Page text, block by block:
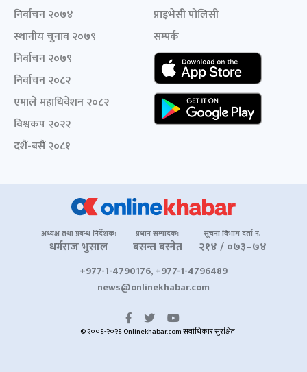
निर्वाचन २०७४
स्थानीय चुनाव २०७९
निर्वाचन २०७९
निर्वाचन २०८२
एमाले महाधिवेशन २०८२
विश्वकप २०२२
दशैं-बसैं २०८१
प्राइभेसी पोलिसी
सम्पर्क
अध्यक्ष तथा प्रबन्ध निर्देशक:
धर्मराज भुसाल
प्रधान सम्पादक:
बसन्त बस्नेत
सूचना विभाग दर्ता नं.
२१४ / ०७३–७४
+977-1-4790176, +977-1-4796489
news@onlinekhabar.com
© २००६-२०२६ Onlinekhabar.com सर्वाधिकार सुरक्षित